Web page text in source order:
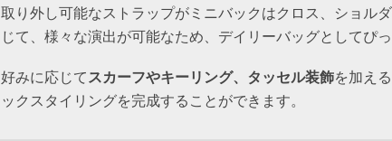
取り外し可能なストラップがミニバックはクロス、ショル
じて、様々な演出が可能なため、デイリーバッグとしてぴっ
好みに応じて スカーフやキーリング、タッセル装飾を加え
ックスタイリングを完成することができます。